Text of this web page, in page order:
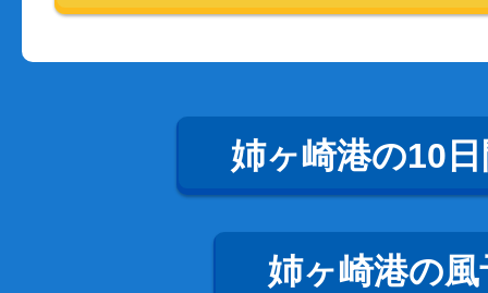
姉ヶ崎港の10
姉ヶ崎港の風